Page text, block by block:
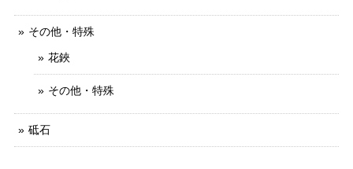
その他・特殊
花鋏
その他・特殊
砥石